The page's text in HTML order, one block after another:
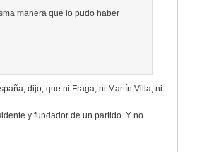
manera que lo pudo haber
dijo, que ni Fraga, ni Martín Villa, ni
y fundador de un partido. Y no